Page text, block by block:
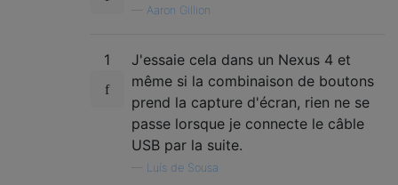
Aaron Gillion
1
J'essaie cela dans un Nexus 4 et
même si la combinaison de boutons
prend la capture d'écran, rien ne se
passe lorsque je connecte le câble
USB par la suite.
Luís de Sousa